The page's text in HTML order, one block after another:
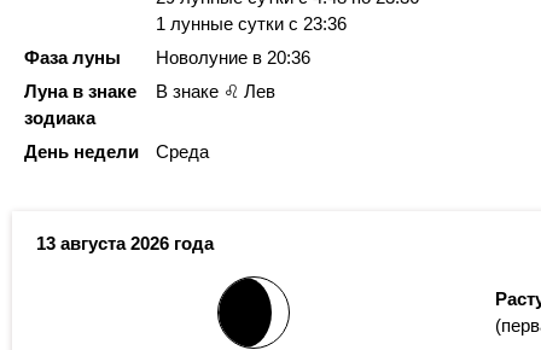
1 лунные сутки с 23:36
Фаза луны
Новолуние в 20:36
Луна в знаке
зодиака
В знаке ♌ Лев
День недели Среда
13 августа 2026 года